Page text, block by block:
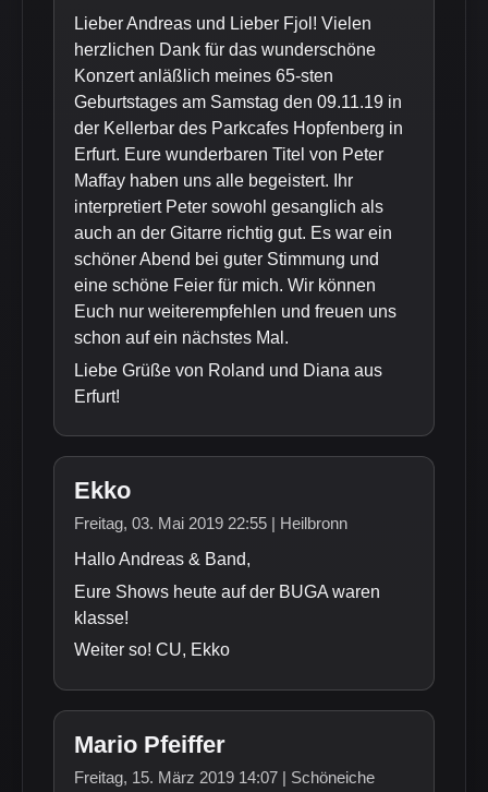
Lieber Andreas und Lieber Fjol! Vielen
herzlichen Dank für das wunderschöne
Konzert anläßlich meines 65-sten
Geburtstages am Samstag den 09.11.19 in
der Kellerbar des Parkcafes Hopfenberg in
Erfurt. Eure wunderbaren Titel von Peter
Maffay haben uns alle begeistert. Ihr
interpretiert Peter sowohl gesanglich als
auch an der Gitarre richtig gut. Es war ein
schöner Abend bei guter Stimmung und
eine schöne Feier für mich. Wir können
Euch nur weiterempfehlen und freuen uns
schon auf ein nächstes Mal.
Liebe Grüße von Roland und Diana aus
Erfurt!
Ekko
Freitag, 03. Mai 2019 22:55 | Heilbronn
Hallo Andreas & Band,
Eure Shows heute auf der BUGA waren
klasse!
Weiter so! CU, Ekko
Mario Pfeiffer
Freitag, 15. März 2019 14:07 | Schöneiche